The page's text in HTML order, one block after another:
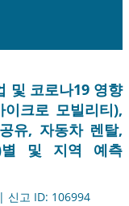
및 코로나19 영향
크로 모빌리티),
유, 자동차 렌탈,
별 및 지역 예측
신고 ID: 106994